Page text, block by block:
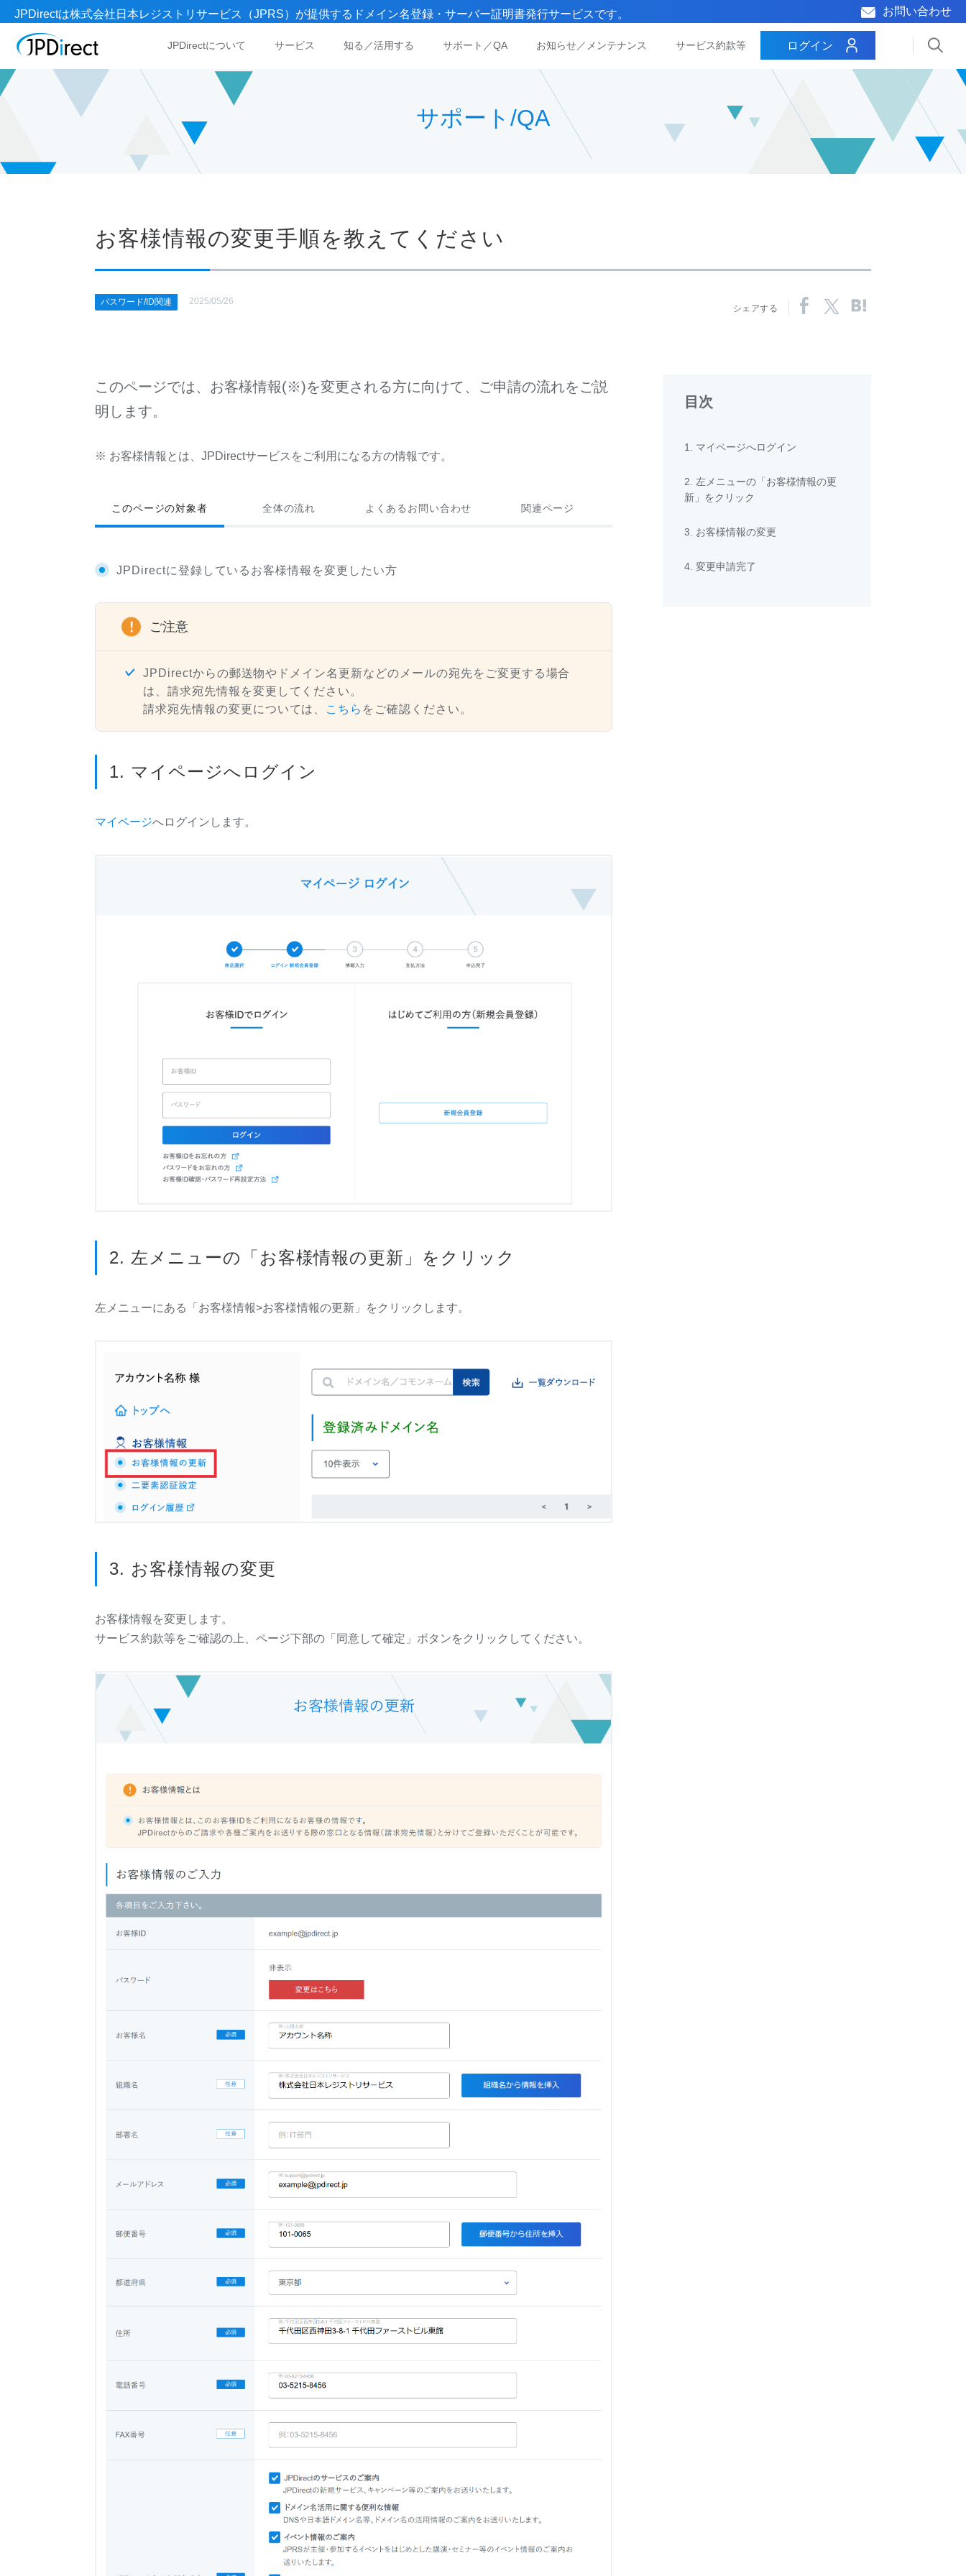
お問い合わせ
JPDirectは株式会社日本レジストリサービス（JPRS）が提供するドメイン名登録・サーバー証明書発行サービスです。
JPDirectについて サービス 知る／活用する サポート／QA お知らせ／メンテナンス サービス約款等 ログイン
サポート/QA
お客様情報の変更手順を教えてください
パスワード/ID関連 2025/05/26
シェアする
このページでは、お客様情報(※)を変更される方に向けて、ご申請の流れをご説
明します。
※ お客様情報とは、JPDirectサービスをご利用になる方の情報です。
このページの対象者 全体の流れ よくあるお問い合わせ 関連ページ
JPDirectに登録しているお客様情報を変更したい方
ご注意
JPDirectからの郵送物やドメイン名更新などのメールの宛先をご変更する場合
は、請求宛先情報を変更してください。
請求宛先情報の変更については、 こちら をご確認ください。
1. マイページへログイン
マイページへログインします。
2. 左メニューの「お客様情報の更新」をクリック
左メニューにある「お客様情報>お客様情報の更新」をクリックします。
3. お客様情報の変更
お客様情報を変更します。
サービス約款等をご確認の上、ページ下部の「同意して確定」ボタンをクリックしてください。
目次
1. マイページへログイン
2. 左メニューの「お客様情報の更
新」をクリック
3. お客様情報の変更
4. 変更申請完了